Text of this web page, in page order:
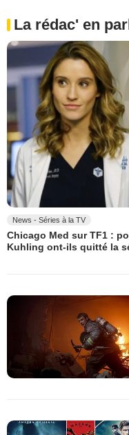
La rédac' en
News - Séries à la TV
Chicago Med sur TF1 :
Kuhling ont-ils quitté la